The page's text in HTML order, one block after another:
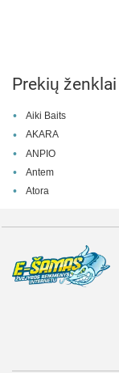
Prekių ženklai
Aiki Baits
AKARA
ANPIO
Antem
Atora